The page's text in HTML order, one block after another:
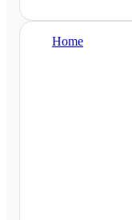
Home